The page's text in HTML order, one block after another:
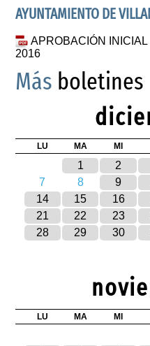
AYUNTAMIENTO DE
APROBACIÓN
2016
Más boletines
LU MA MI
1 2
7
8 9
14
15 16
21
22 23
28
29 30
LU MA MI